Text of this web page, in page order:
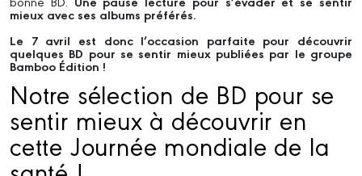
mieux avec ses albums préférés.
Le 7 avril est donc l’occasion parfaite pour découvrir
quelques BD pour se sentir mieux publiées par le groupe
Bamboo Édition !
Notre sélection de BD pour se
sentir mieux à découvrir en
cette Journée mondiale de la